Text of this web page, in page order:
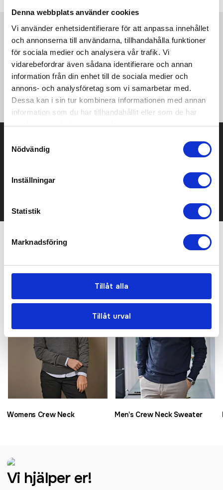
Denna webbplats använder cookies
Vi använder enhetsidentifierare för att anpassa innehållet
och annonserna till användarna, tillhandahålla funktioner
för sociala medier och analysera vår trafik. Vi
vidarebefordrar även sådana identifierare och annan
information från din enhet till de sociala medier och
annons- och analysföretag som vi samarbetar med.
Dessa kan i sin tur kombinera informationen med annan
information som du har tillhandahållit eller som de har
samlat in när du har använt deras tjänster.
Nödvändig
Inställningar
Statistik
Marknadsföring
Tillåt alla
Tillåt urval
ProduktinformationSpecifikationer PristabellRecensioner (954
·275 g/m² ·50% bomull, 50% Akryl ·Easy Care CottonBlend™
tyg ·Klassisk slätstickad V-ringad pullover ·Ribbade ärmmuddar
och nederkant med elastan ·Idealisk för brodering ·Tvättbar i
maskin 40°C.
Prisuppgift på mailen?
Kontakta oss här för att få förslag på produkt och pris över
Det går också utmärkt att bara ställa frågor!
Womens Crew Neck Men's Crew Neck Sweater
Vi hjälper er!